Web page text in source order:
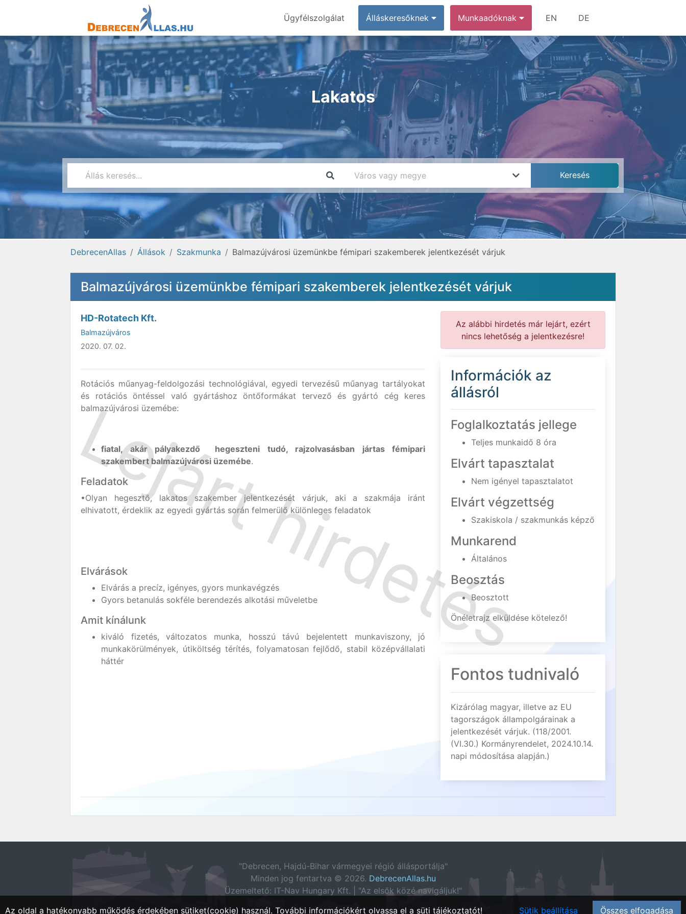
Ügyfélszolgálat Álláskeresőknek Munkaadóknak EN DE
Lakatos
DebrecenAllas Állások Szakmunka Balmazújvárosi üzemünkbe fémipari szakemberek jelentkezését várjuk
Balmazújvárosi üzemünkbe fémipari szakemberek jelentkezését várjuk
HD-Rotatech Kft.
Balmazújváros
2020. 07. 02.
Rotációs műanyag-feldolgozási technológiával, egyedi tervezésű műanyag tartályokat
és rotációs öntéssel való gyártáshoz öntőformákat tervező és gyártó cég keres
balmazújvárosi üzemébe:
fiatal,akár pályakezdő
hegeszteni tudó, rajzolvasásban jártas fémipari
szakembert balmazújvárosi üzemébe.
Feladatok
•Olyan hegesztő, lakatos szakember jelentkezését várjuk, aki a szakmája iránt
elhivatott, érdeklik az egyedi gyártás során felmerülő különleges feladatok
Elvárások
Elvárás a precíz, igényes, gyors munkavégzés
Gyors betanulás sokféle berendezés alkotási műveletbe
Amit kínálunk
kiváló fizetés, változatos munka, hosszú távú bejelentett munkaviszony, jó
munkakörülmények, útiköltség térítés, folyamatosan fejlődő, stabil középvállalati
háttér
Az alábbi hirdetés már lejárt, ezért
nincs lehetőség a jelentkezésre!
Információk az
állásról
Foglalkoztatás jellege
Teljes munkaidő 8 óra
Elvárt tapasztalat
Nem igényel tapasztalatot
Elvárt végzettség
Szakiskola / szakmunkás képző
Munkarend
Általános
Beosztás
Beosztott
Önéletrajz elküldése kötelező!
Fontos tudnivaló
Kizárólag magyar, illetve az EU
tagországok állampolgárainak a
jelentkezését várjuk. (118/2001.
(VI.30.) Kormányrendelet, 2024.10.14.
napi módosítása alapján.)
"Debrecen, Hajdú-Bihar vármegyei régió állásportálja"
Minden jog fentartva © 2026. DebrecenAllas.hu
Üzemeltető: IT-Nav Hungary Kft. | "Az elsők közé navigáljuk!"
Az oldal a hatékonyabb működés érdekében sütiket(cookie) használ. További információkért olvassa el a süti tájékoztatót! Sütik beállítása Összes elfogadása